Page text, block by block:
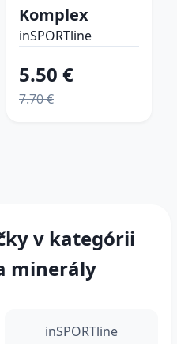
DOPLNKY |
VITAMÍNY A
MINERÁLY
Komplex
inSPORTline
5.50 €
7.70 €
v kategórii
minerály
inSPORTline